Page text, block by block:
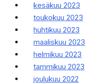
kesäkuu 2023
toukokuu 2023
huhtikuu 2023
maaliskuu 2023
helmikuu 2023
tammikuu 2023
joulukuu 2022